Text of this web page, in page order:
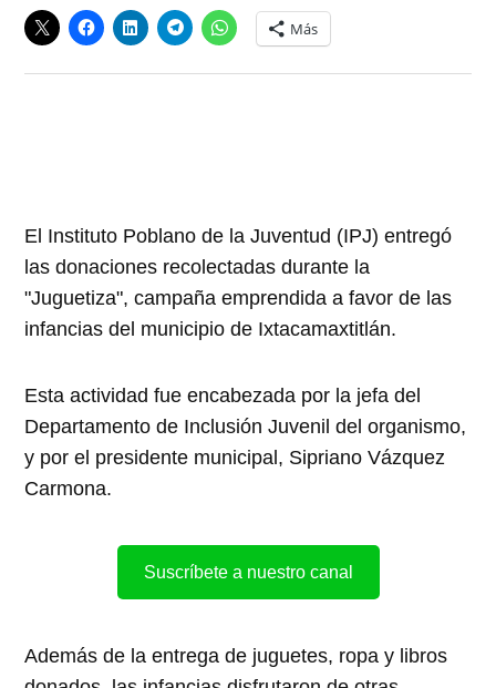
Más
El Instituto Poblano de la Juventud (IPJ) entregó
las donaciones recolectadas durante la
"Juguetiza", campaña emprendida a favor de las
infancias del municipio de Ixtacamaxtitlán.
Esta actividad fue encabezada por la jefa del
Departamento de Inclusión Juvenil del organismo,
y por el presidente municipal, Sipriano Vázquez
Carmona.
Suscríbete a nuestro canal
Además de la entrega de juguetes, ropa y libros